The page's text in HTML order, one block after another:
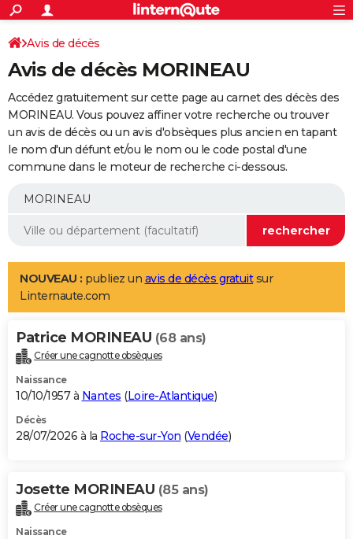
ACTUALITÉS
Politique
Société
Faits Divers
Education
Monde
Villes
+
SPORT
Coupe du monde 2026
Football
Tennis
Cyclisme
Rugby
Forum
Programme TV
TNT
Streaming
Cinéma
Sorties cinéma
Musique
+
FINANCE
Impôts
Immobilier
Risques naturels par ville
Banque
Assurance
Crédit
AUTO
Essais
Réserver un essai
Citadines
Berlines
SUV
Forum auto
+
Mobiles
Meilleur smartphone
Internet
Ordinateurs
Jeux vidéo
Guide high-tech
Aménagement intérieur
LIFESTYLE
Art de vivre
Bien-être
Loisirs
Mode
Modes de vie
Alimentation
Guide de la santé
Maladies
Médicaments
Sommeil
VOYAGE
Destinations
City break
Voyage nature
Voyage de noces
Forum
Climat
+PHOTO
GUIDES D'ACHAT
BONS PLANS
Carte de Noël
Carte Bonne année
Carte Saint-Valentin
Carte Pâques
Carte d'anniversaire
DICTIONNAIRE
Dictionnaire
Biographies
Citations
Expressions
Proverbes
PROGRAMME TV
Avis de décès
Avis de décès MORINEAU
Accédez gratuitement sur cette page au carnet des décès des
MORINEAU. Vous pouvez affiner votre recherche ou trouver
un avis de décès ou un avis d'obsèques plus ancien en tapant
le nom d'un défunt et/ou le nom ou le code postal d'une
commune dans le moteur de recherche ci-dessous.
NOUVEAU : publiez un avis de décès gratuitsur
Linternaute.com
Patrice MORINEAU (68 ans)
Créer une cagnotte obsèques
Naissance
10/10/1957 à Nantes (Loire-Atlantique)
Décès
28/07/2026 à la Roche-sur-Yon (Vendée)
Josette MORINEAU (85 ans)
Créer une cagnotte obsèques
Naissance